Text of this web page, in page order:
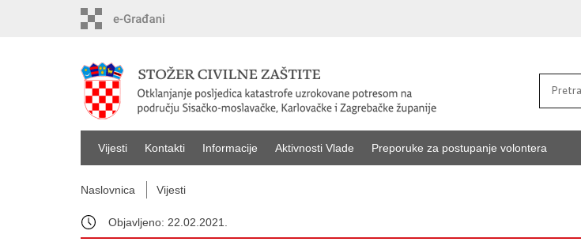
Vijesti Kontakti Informacije Aktivnosti Vlade Preporuke za postupanje volontera
Naslovnica Vijesti
Objavljeno: 22.02.2021.